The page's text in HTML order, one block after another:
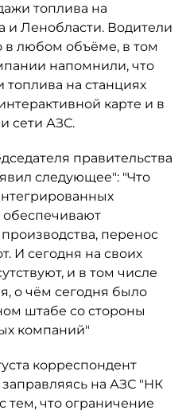
топлива на
и Ленобласти. Водители
в любом объёме, в том
напомнили, что
на станциях
карте и в
сети АЗС.
правительства
следующее": "Что
перенос
И сегодня на своих
и в том числе
о чём сегодня было
штабе со стороны
компаний"
корреспондент
на АЗС "НК
тем, что ограничение